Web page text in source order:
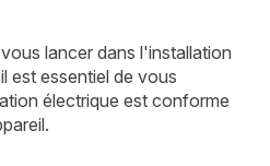
lancer dans l'installation
est essentiel de vous
électrique est conforme